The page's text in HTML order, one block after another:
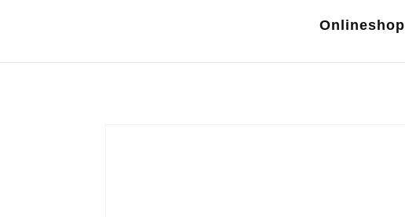
Onlineshop